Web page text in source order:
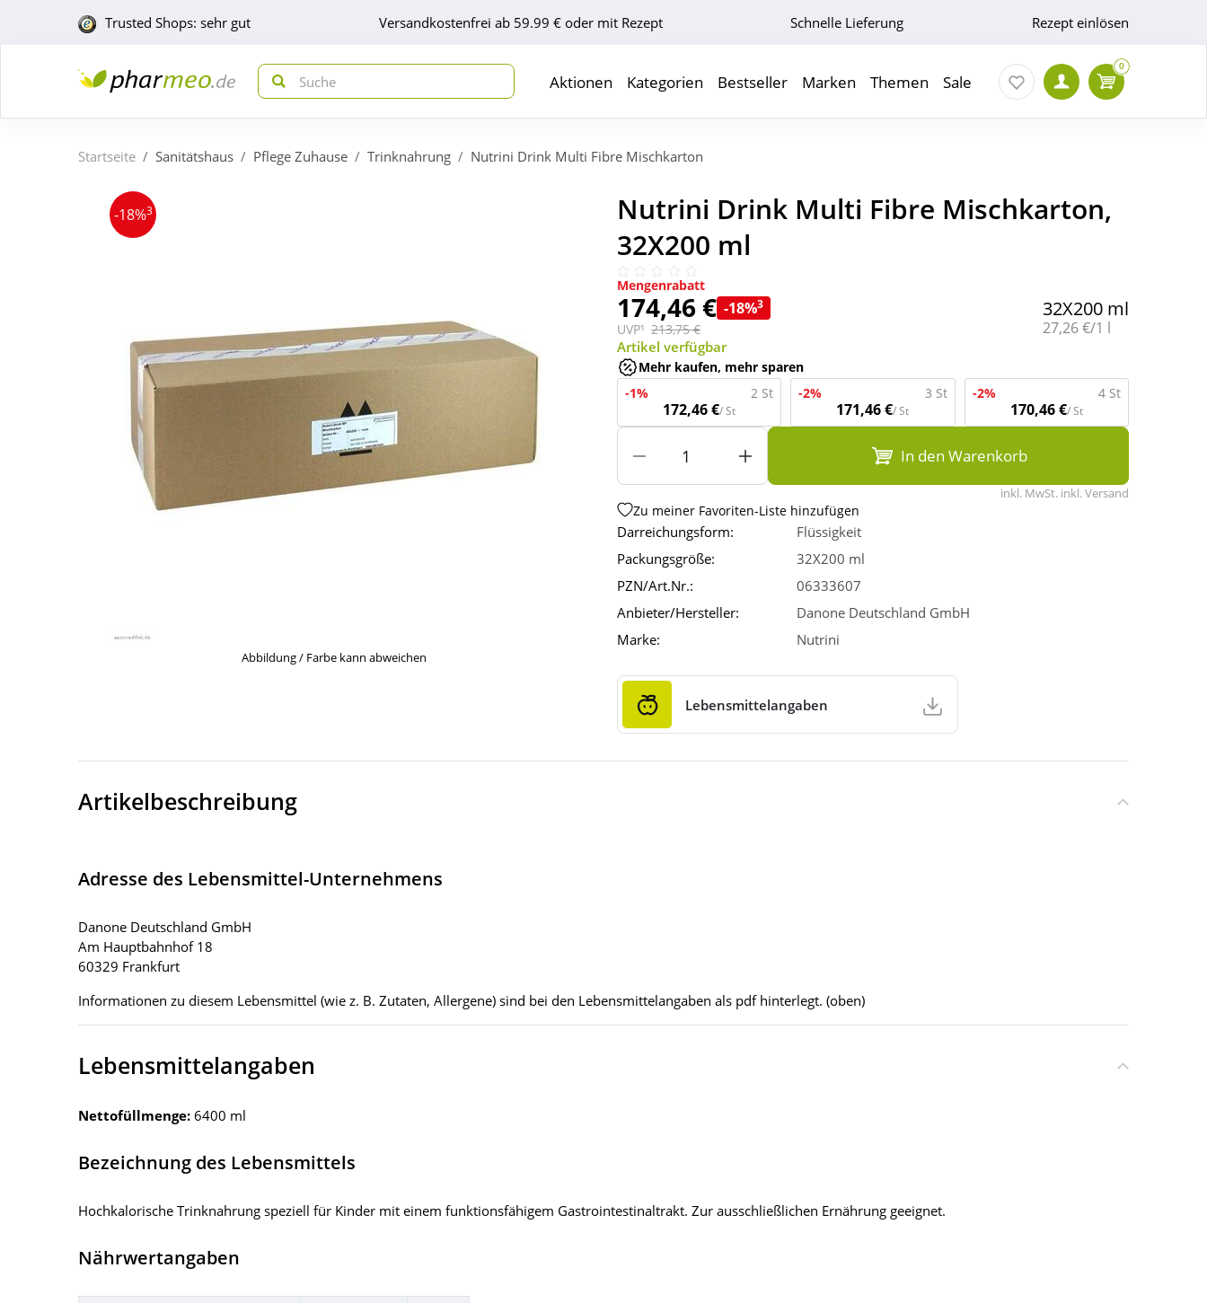
Trusted Shops: sehr gut Versandkostenfrei ab 59.99 € oder mit Rezept Schnelle Lieferung Rezept einlösen
Aktionen Kategorien Bestseller Marken Themen Sale
0
Startseite Sanitätshaus Pflege Zuhause Trinknahrung Nutrini Drink Multi Fibre Mischkarton
-18%3
Abbildung / Farbe kann abweichen
Nutrini Drink Multi Fibre Mischkarton,
32X200 ml
Mengenrabatt
174,46 € -18%3
UVP¹ 213,75 €
32X200 ml
Grundpreis:
27,26 €/1 l
Artikel verfügbar
Mehr kaufen, mehr sparen
-1%
2 St
172,46 €/ St
-2% 3 St
171,46 €/ St
-2% 4 St
170,46 €/ St
In den Warenkorb
inkl. MwSt. inkl. Versand
Zu meiner Favoriten-Liste hinzufügen
Darreichungsform:
Flüssigkeit
Packungsgröße:
32X200 ml
PZN/Art.Nr.:
06333607
Anbieter/Hersteller:
Danone Deutschland GmbH
Marke:
Nutrini
Lebensmittelangaben
Artikelbeschreibung
Adresse des Lebensmittel-Unternehmens
Danone Deutschland GmbH
Am Hauptbahnhof 18
60329 Frankfurt
Informationen zu diesem Lebensmittel (wie z. B. Zutaten, Allergene) sind bei den Lebensmittelangaben als pdf hinterlegt. (oben)
Lebensmittelangaben
Nettofüllmenge: 6400 ml
Bezeichnung des Lebensmittels
Hochkalorische Trinknahrung speziell für Kinder mit einem funktionsfähigem Gastrointestinaltrakt. Zur ausschließlichen Ernährung geeignet.
Nährwertangaben